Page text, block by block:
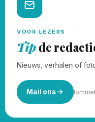
VOOR LEZERS
Tipde
Nieuws, verhalen of
Mail ons